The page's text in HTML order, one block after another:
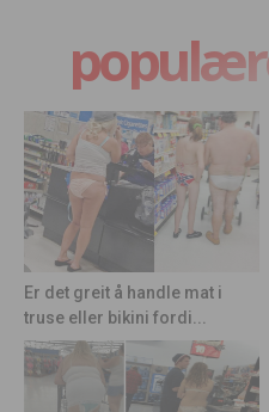
Er det greit å handle mat i
truse eller bikini fordi...